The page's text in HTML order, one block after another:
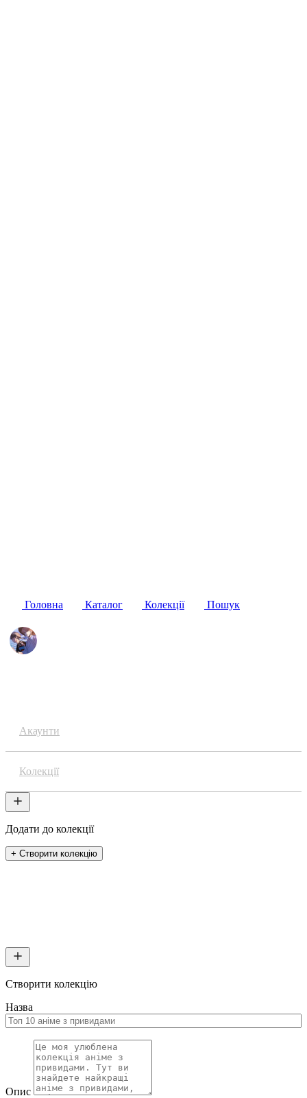
Головна Каталог Колекції Пошук
Акаунти
Колекції
Додати до колекції
+ Створити колекцію
Створити колекцію
Назва
Опис